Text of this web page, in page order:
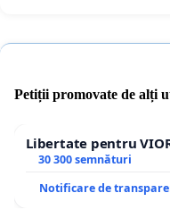
Petiții promovate de alți
Libertate pentru
30 300 semnături
Notificare de